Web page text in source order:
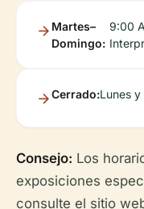
Martes–
Domingo:
9:00
Cerrado:Lunes
Consejo: Los
exposiciones
consulte el sitio